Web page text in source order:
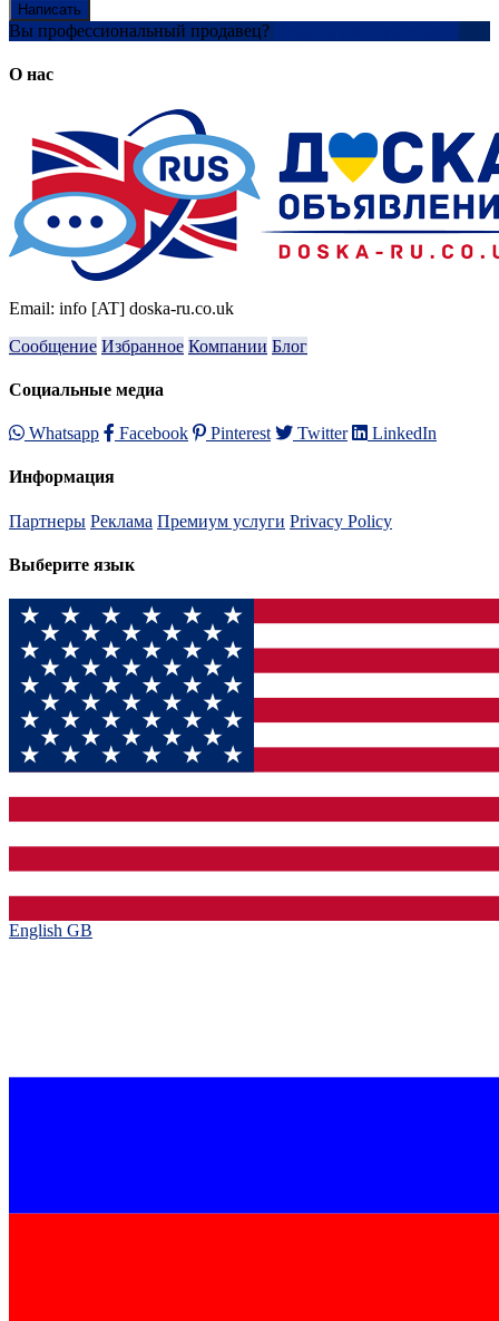
Написать
Вы профессиональный продавец?
О нас
Email: info [AT] doska-ru.co.uk
Сообщение Избранное Компании Блог
Социальные медиа
Whatsapp Facebook Pinterest Twitter LinkedIn
Информация
Партнеры Реклама Премиум услуги Privacy Policy
Выберите язык
English GB‎